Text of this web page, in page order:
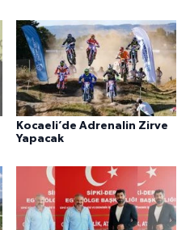
Kocaeli’de Adrenalin Zirve
Yapacak